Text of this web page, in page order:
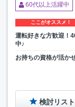
60代以上活躍中
ここがオススメ！
運転好きな方歓迎！
中♪
お持ちの資格が活か
検討リス